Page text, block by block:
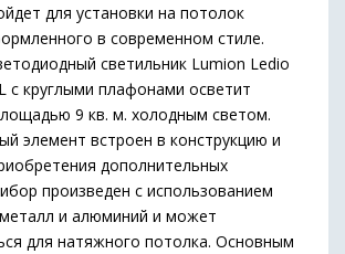
для установки на потолок
в современном стиле.
светильник Lumion Ledio
с круглыми плафонами осветит
9 кв. м. холодным светом.
элемент встроен в конструкцию и
дополнительных
произведен с использованием
и алюминий и может
для натяжного потолка. Основным